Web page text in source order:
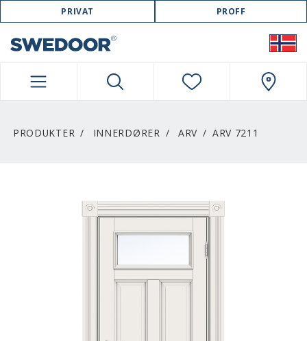
SWEDOOR NAVIGATION
PRIVAT PROFF
PRODUKTER INNERDØRER ARV ARV 7211